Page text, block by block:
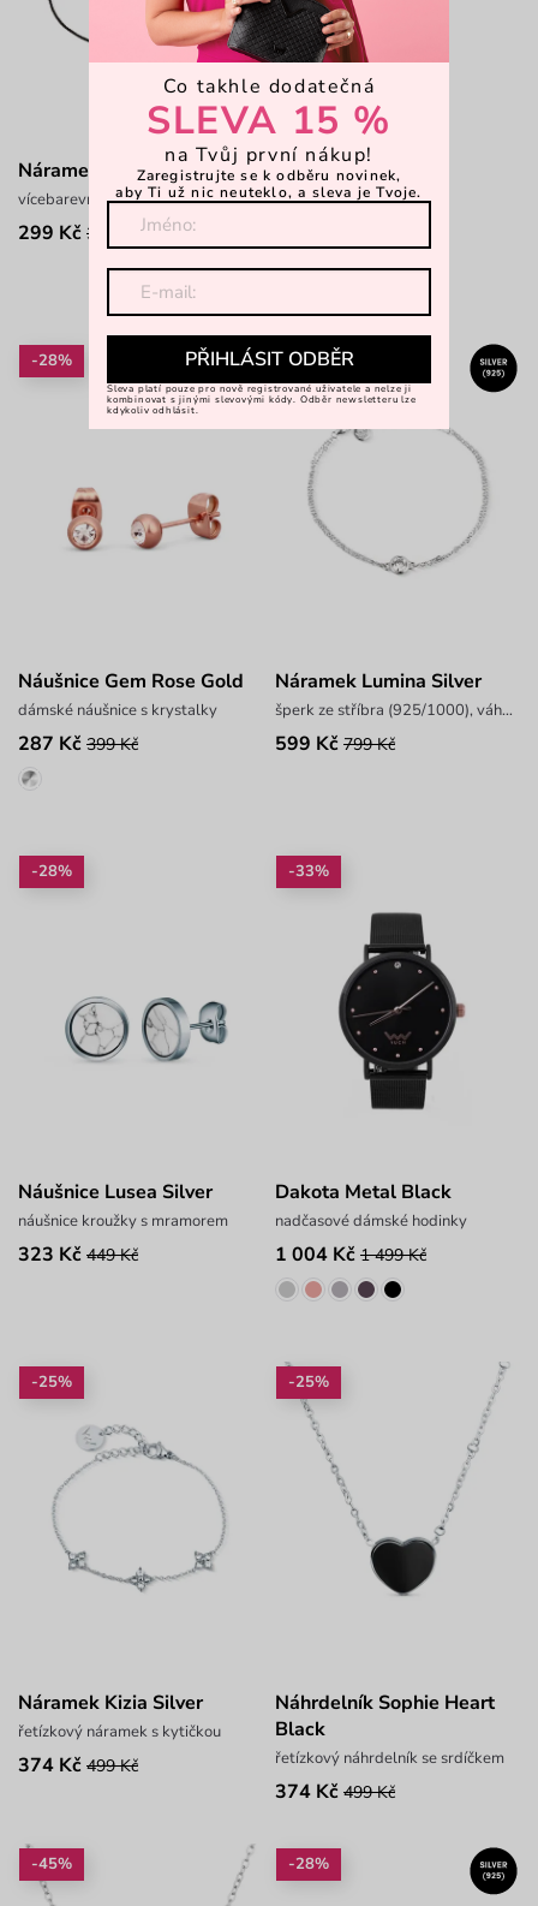
Náramek Shiny Heart Black
vícebarevný náramek s motivem srdce
299 Kč 399 Kč
Liza Silver
popruh na kabelku
-28%
Náušnice Gem Rose Gold
dámské náušnice s krystalky
287 Kč 399 Kč
-25%
Náramek Lumina Silver
šperk ze stříbra (925/1000), váha 1,5 g
599 Kč 799 Kč
-28%
Náušnice Lusea Silver
náušnice kroužky s mramorem
323 Kč 449 Kč
-33%
Dakota Metal Black
nadčasové dámské hodinky
1 004 Kč 1 499 Kč
-25%
Náramek Kizia Silver
řetízkový náramek s kytičkou
374 Kč 499 Kč
-25%
Náhrdelník Sophie Heart
Black
řetízkový náhrdelník se srdíčkem
374 Kč 499 Kč
-45% -28%
Co takhle dodatečná
SLEVA 15 %
na Tvůj první nákup!
Zaregistrujte se k odběru novinek,
aby Ti už nic neuteklo, a sleva je Tvoje.
PŘIHLÁSIT ODBĚR
Sleva platí pouze pro nově registrované uživatele a nelze ji
kombinovat s jinými slevovými kódy. Odběr newsletteru lze
kdykoliv odhlásit.